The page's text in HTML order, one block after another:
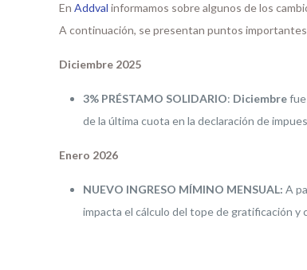
EnAddval informamos sobre algunos de los
A continuación, se presentan puntos
Diciembre 2025
3% PRÉSTAMO SOLIDARIO: Diciembrefue
de la última cuota en la declaración de
Enero 2026
NUEVO INGRESO MÍMINO MENSUAL:A
impacta el cálculo del tope de gratificación